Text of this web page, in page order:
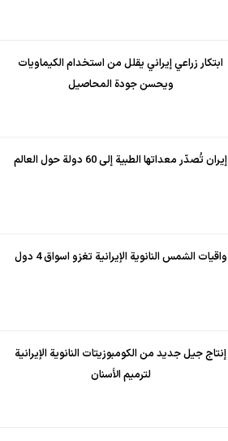
ابتكار زراعي إيراني يقلل من استخدام الكيماويات
ويحسن جودة المحاصيل
إيران تُصدّر معداتها الطبية إلى 60 دولة حول العالم
واقيات الشمس النانوية الإيرانية تغزو اسواق 4 دول
إنتاج جيل جديد من الكومبوزيتات النانوية الإيرانية
لترميم الأسنان